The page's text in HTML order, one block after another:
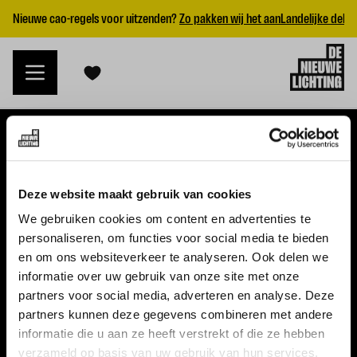
Deze website maakt gebruik van cookies
We gebruiken cookies om content en advertenties te
personaliseren, om functies voor social media te bieden
en om ons websiteverkeer te analyseren. Ook delen we
informatie over uw gebruik van onze site met onze
partners voor social media, adverteren en analyse. Deze
partners kunnen deze gegevens combineren met andere
informatie die u aan ze heeft verstrekt of die ze hebben
verzameld op basis van uw gebruik van hun services.
Nieuwe cao-regels voor uitzenden?Zo pakken wij het aanLandelijke
WERKGEVERS
Nieuwe cao uitzenden 2026
Vraag een offerte aan
VACATURES
Alle vacatures
Topvacatures